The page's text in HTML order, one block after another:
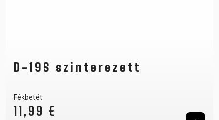
D-19S szinterezett
Fékbetét
11,99 €